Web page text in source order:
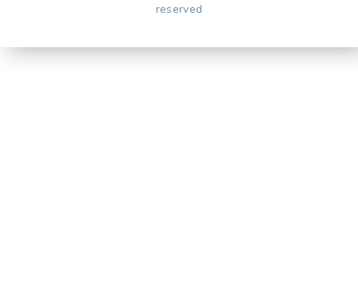
reserved